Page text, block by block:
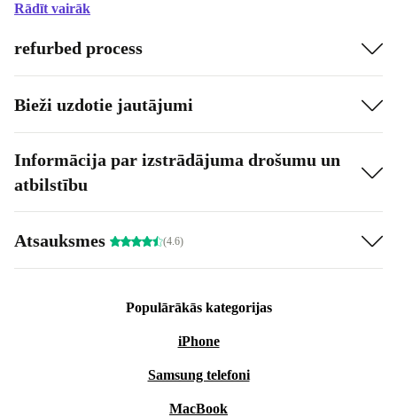
Rādīt vairāk
refurbed process
Bieži uzdotie jautājumi
Informācija par izstrādājuma drošumu un
atbilstību
Atsauksmes (4.6)
Populārākās kategorijas
iPhone
Samsung telefoni
MacBook